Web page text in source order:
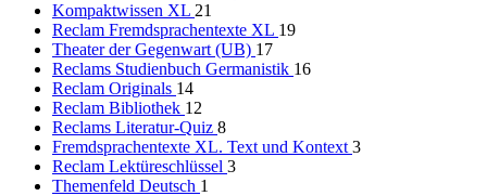
Kompaktwissen XL 21
Reclam Fremdsprachentexte XL 19
Theater der Gegenwart (UB) 17
Reclams Studienbuch Germanistik 16
Reclam Originals 14
Reclam Bibliothek 12
Reclams Literatur-Quiz 8
Fremdsprachentexte XL. Text und Kontext 3
Reclam Lektüreschlüssel 3
Themenfeld Deutsch 1